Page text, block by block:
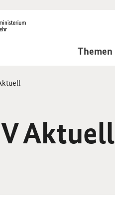
Themen
Aktuell